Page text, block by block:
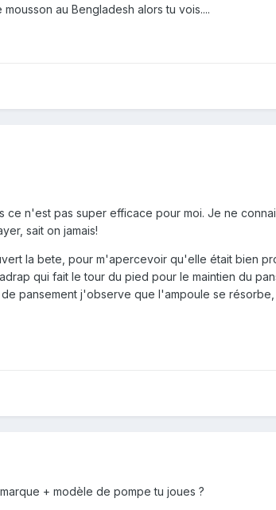
au Bengladesh alors tu vois....
ce n'est pas super efficace pour moi. Je ne
sait on jamais!
la bete, pour m'apercevoir qu'elle était bien
qui fait le tour du pied pour le maintien du
pansement j'observe que l'ampoule se
+ modèle de pompe tu joues ?